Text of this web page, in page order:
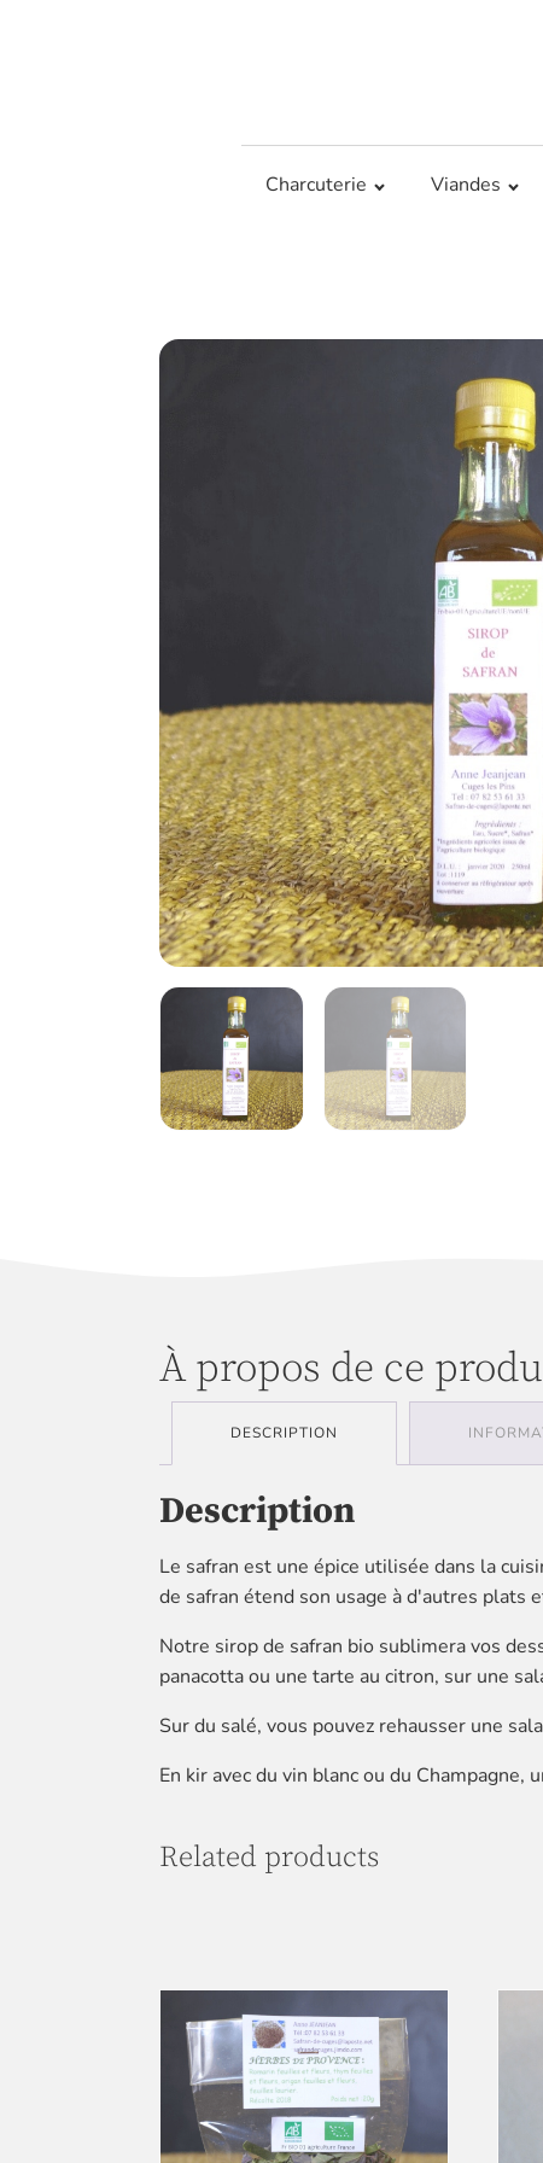
Charcuterie Viandes
À propos de ce
DESCRIPTION
Description
Le safran est une épice utilisée dans la
de safran étend son usage à d'autres plats
Notre sirop de safran bio sublimera vos
panacotta ou une tarte au citron, sur une
Sur du salé, vous pouvez rehausser une
En kir avec du vin blanc ou du
Related products